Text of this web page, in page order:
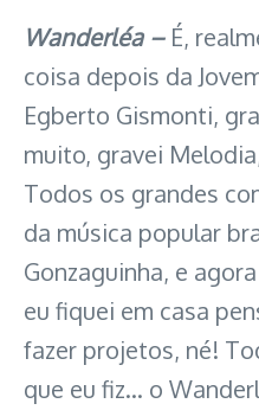
Wanderléa – É,
coisa depois da
Egberto Gismonti,
muito, gravei
Todos os grandes
da música popular
Gonzaguinha, e
eu fiquei em casa
fazer projetos, né!
que eu fiz… o